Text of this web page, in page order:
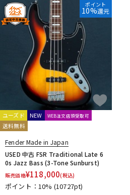
ポイント
10%還元
ユーズド NEW WEB注文店頭受取可
送料無料
Fender Made in Japan
USED 中古 FSR Traditional Late 6
0s Jazz Bass (3-Tone Sunburst)
販売価格¥118,000(税込)
ポイント：10% (10727pt)